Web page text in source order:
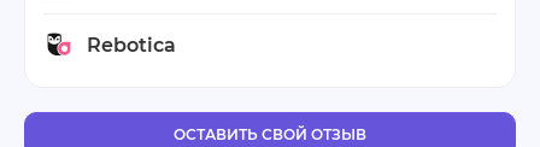
Rebotica
ОСТАВИТЬ СВОЙ ОТЗЫВ